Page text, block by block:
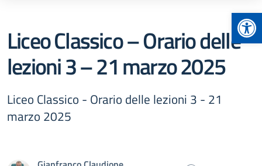
Liceo Classico – Orario delle
lezioni 3 – 21 marzo 2025
Liceo Classico - Orario delle lezioni 3 - 21
marzo 2025